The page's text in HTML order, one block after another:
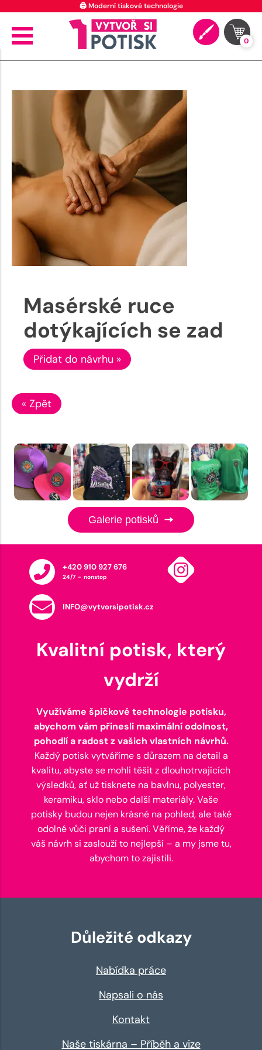
🖨️ Moderní tiskové technologie
0
Masérské ruce
dotýkajících se zad
Přidat do návrhu »
« Zpět
Galerie potisků
+420 910 927 676
24/7 - nonstop
INFO@vytvorsipotisk.cz
Kvalitní potisk, který
vydrží
Využíváme špičkové technologie potisku,
abychom vám přinesli maximální odolnost,
pohodlí a radost z vašich vlastních návrhů.
Každý potisk vytváříme s důrazem na detail a
kvalitu, abyste se mohli těšit z dlouhotrvajících
výsledků, ať už tisknete na bavlnu, polyester,
keramiku, sklo nebo další materiály. Vaše
potisky budou nejen krásné na pohled, ale také
odolné vůči praní a sušení. Věříme, že každý
váš návrh si zaslouží to nejlepší – a my jsme tu,
abychom to zajistili.
Důležité odkazy
Nabídka práce
Napsali o nás
Kontakt
Naše tiskárna – Příběh a vize